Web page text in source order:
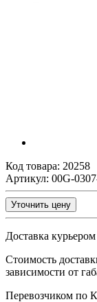
Код товара: 20258
Артикул: 00G-
Уточнить цену
Доставка
Стоимость
зависимости от
Перевозчиком по